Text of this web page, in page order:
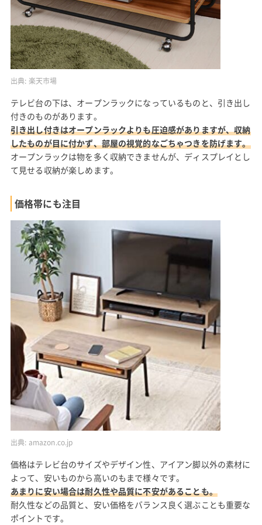
出典: 楽天市場
テレビ台の下は、オープンラックになっているものと、引き出し
付きのものがあります。
引き出し付きはオープンラックよりも圧迫感がありますが、収納
したものが目に付かず、部屋の視覚的なごちゃつきを防げます。
オープンラックは物を多く収納できませんが、ディスプレイとし
て見せる収納が楽しめます。
価格帯にも注目
出典: amazon.co.jp
価格はテレビ台のサイズやデザイン性、アイアン脚以外の素材に
よって、安いものから高いのもまで様々です。
あまりに安い場合は耐久性や品質に不安があることも。
耐久性などの品質と、安い価格をバランス良く選ぶことも重要な
ポイントです。